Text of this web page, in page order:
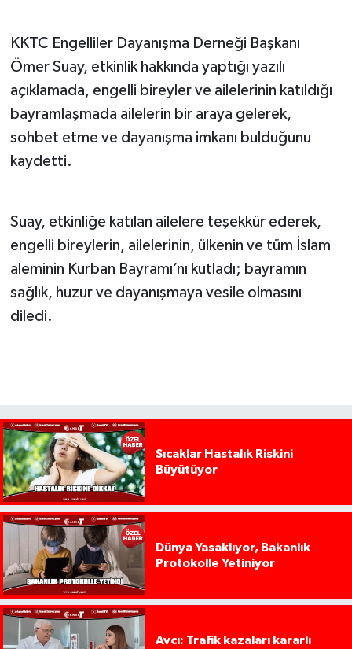
KKTC Engelliler Dayanışma Derneği Başkanı
Ömer Suay, etkinlik hakkında yaptığı yazılı
açıklamada, engelli bireyler ve ailelerinin katıldığı
bayramlaşmada ailelerin bir araya gelerek,
sohbet etme ve dayanışma imkanı bulduğunu
kaydetti.
Suay, etkinliğe katılan ailelere teşekkür ederek,
engelli bireylerin, ailelerinin, ülkenin ve tüm İslam
aleminin Kurban Bayramı’nı kutladı; bayramın
sağlık, huzur ve dayanışmaya vesile olmasını
diledi.
Sıcaklar Hastalık Riskini
Büyütüyor
Dünya Yasaklıyor, Bakanlık
Protokolle Yetiniyor
Avcı: Trafik kazaları kararlı